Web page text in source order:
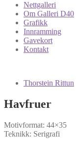
Nettgalleri
Om Galleri D40
Grafikk
Innramming
Gavekort
Kontakt
Thorstein Rittun
Havfruer
Motivformat: 44×35
Teknikk: Serigrafi